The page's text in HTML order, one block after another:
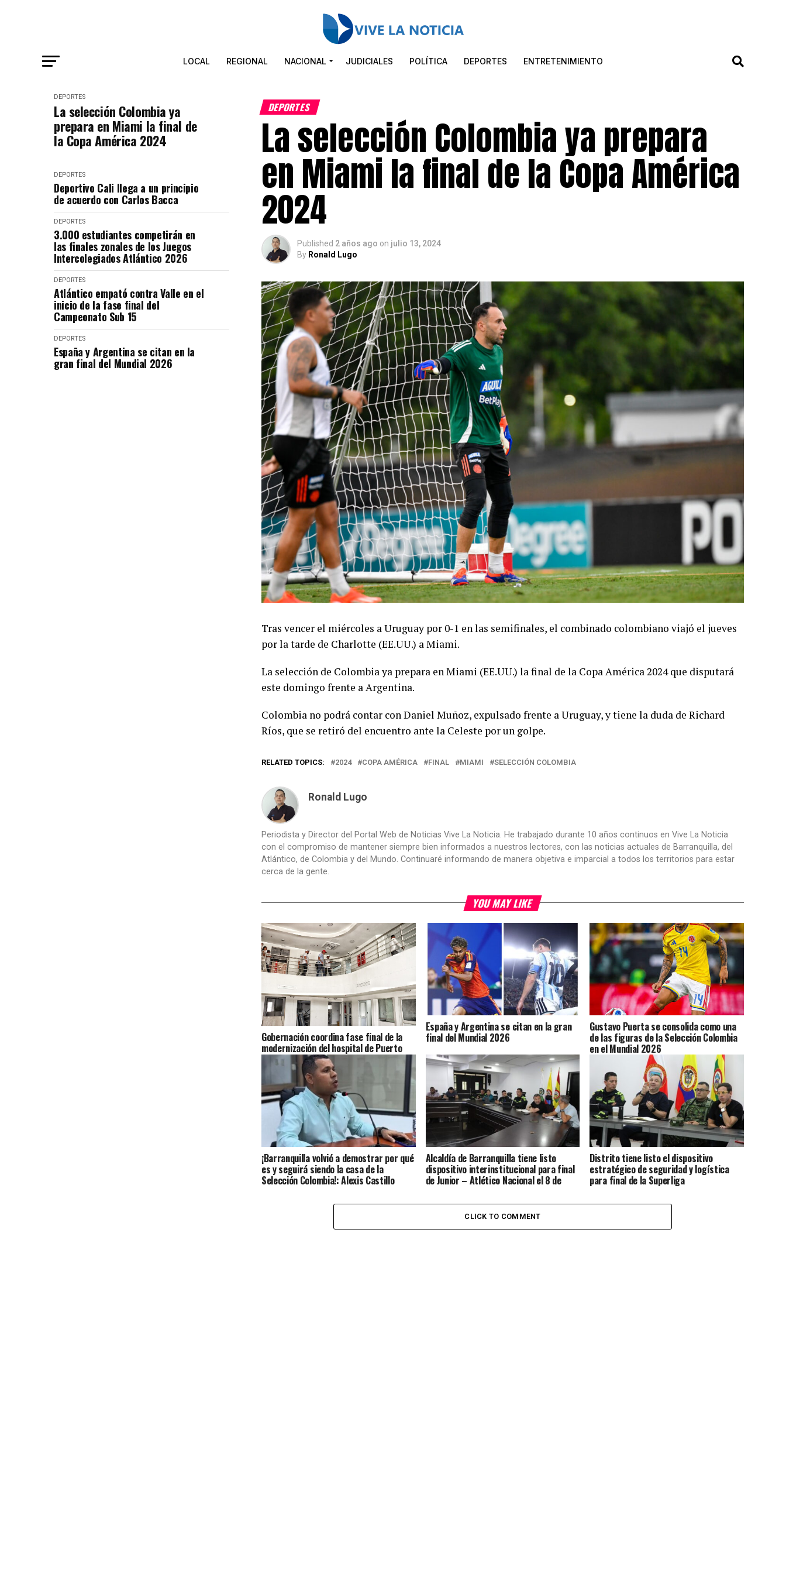
LOCAL REGIONAL NACIONAL JUDICIALES POLÍTICA DEPORTES ENTRETENIMIENTO
DEPORTES
La selección Colombia ya
prepara en Miami la final de
la Copa América 2024
DEPORTES
Deportivo Cali llega a un principio
de acuerdo con Carlos Bacca
DEPORTES
3.000 estudiantes competirán en
las finales zonales de los Juegos
Intercolegiados Atlántico 2026
DEPORTES
Atlántico empató contra Valle en el
inicio de la fase final del
Campeonato Sub 15
DEPORTES
España y Argentina se citan en la
gran final del Mundial 2026
DEPORTES
La selección Colombia ya prepara
en Miami la final de la Copa América
2024
Published 2 años ago on julio 13, 2024
By Ronald Lugo
Tras vencer el miércoles a Uruguay por 0-1 en las semifinales, el combinado colombiano viajó el jueves
por la tarde de Charlotte (EE.UU.) a Miami.
La selección de Colombia ya prepara en Miami (EE.UU.) la final de la Copa América 2024 que disputará
este domingo frente a Argentina.
Colombia no podrá contar con Daniel Muñoz, expulsado frente a Uruguay, y tiene la duda de Richard
Ríos, que se retiró del encuentro ante la Celeste por un golpe.
RELATED TOPICS: 2024 COPA AMÉRICA FINAL MIAMI SELECCIÓN COLOMBIA
Ronald Lugo
Periodista y Director del Portal Web de Noticias Vive La Noticia. He trabajado durante 10 años continuos en Vive La Noticia
con el compromiso de mantener siempre bien informados a nuestros lectores, con las noticias actuales de Barranquilla, del
Atlántico, de Colombia y del Mundo. Continuaré informando de manera objetiva e imparcial a todos los territorios para estar
cerca de la gente.
YOU MAY LIKE
Gobernación coordina fase final de la
modernización del hospital de Puerto
Colombia
España y Argentina se citan en la gran
final del Mundial 2026
Gustavo Puerta se consolida como una
de las figuras de la Selección Colombia
en el Mundial 2026
¡Barranquilla volvió a demostrar por qué
es y seguirá siendo la casa de la
Selección Colombia!: Alexis Castillo
Alcaldía de Barranquilla tiene listo
dispositivo interinstitucional para final
de Junior – Atlético Nacional el 8 de
Distrito tiene listo el dispositivo
estratégico de seguridad y logística
para final de la Superliga
CLICK TO COMMENT